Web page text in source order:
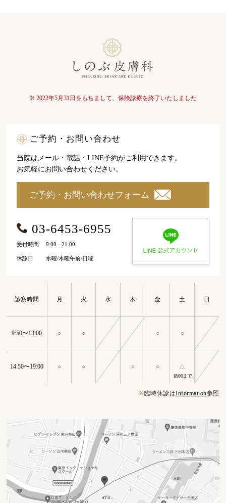
※ 2022年5月31日をもちまして、保険診療を終了いたしました
診察時間 月 火 水 木 金 土 日
9:50〜13:00 ○ ○ ○ ○
14:50〜19:00 ○ ○ ○ ○ △
18:00まで
※ 臨時休診はInformation参照
ご予約・お問い合わせ
当院はメール・電話・LINE予約がご利用できます。
お気軽にお問い合わせください。
ご予約・お問い合わせフォーム
03-6453-6955
受付時間 9:00 - 21:00
休診日 水曜/木曜午前/日曜